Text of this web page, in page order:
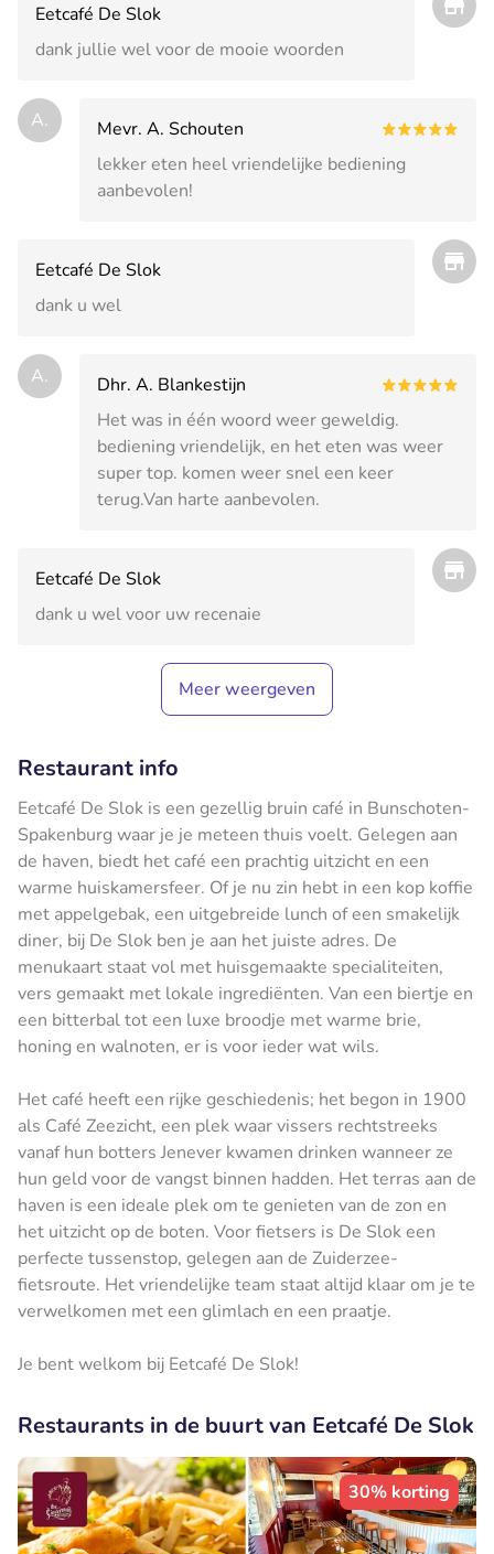
Eetcafé De Slok
dank jullie wel voor de mooie woorden
A.
Mevr. A. Schouten
lekker eten heel vriendelijke bediening
aanbevolen!
Eetcafé De Slok
dank u wel
A.
Dhr. A. Blankestijn
Het was in één woord weer geweldig.
bediening vriendelijk, en het eten was weer
super top. komen weer snel een keer
terug.Van harte aanbevolen.
Eetcafé De Slok
dank u wel voor uw recenaie
Meer weergeven
Restaurant info
Eetcafé De Slok is een gezellig bruin café in Bunschoten-
Spakenburg waar je je meteen thuis voelt. Gelegen aan
de haven, biedt het café een prachtig uitzicht en een
warme huiskamersfeer. Of je nu zin hebt in een kop koffie
met appelgebak, een uitgebreide lunch of een smakelijk
diner, bij De Slok ben je aan het juiste adres. De
menukaart staat vol met huisgemaakte specialiteiten,
vers gemaakt met lokale ingrediënten. Van een biertje en
een bitterbal tot een luxe broodje met warme brie,
honing en walnoten, er is voor ieder wat wils.
Het café heeft een rijke geschiedenis; het begon in 1900
als Café Zeezicht, een plek waar vissers rechtstreeks
vanaf hun botters Jenever kwamen drinken wanneer ze
hun geld voor de vangst binnen hadden. Het terras aan de
haven is een ideale plek om te genieten van de zon en
het uitzicht op de boten. Voor fietsers is De Slok een
perfecte tussenstop, gelegen aan de Zuiderzee-
fietsroute. Het vriendelijke team staat altijd klaar om je te
verwelkomen met een glimlach en een praatje.
Je bent welkom bij Eetcafé De Slok!
Restaurants in de buurt van Eetcafé De Slok
30% korting